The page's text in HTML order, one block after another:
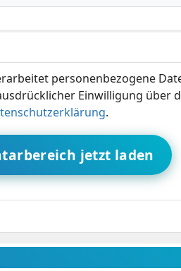
personenbezogene
Einwilligung über
.
jetzt laden